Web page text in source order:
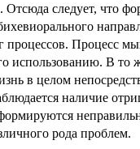
Отсюда следует, что
процессов. Процесс
использованию. В то
в целом
наличие
рода проблем.